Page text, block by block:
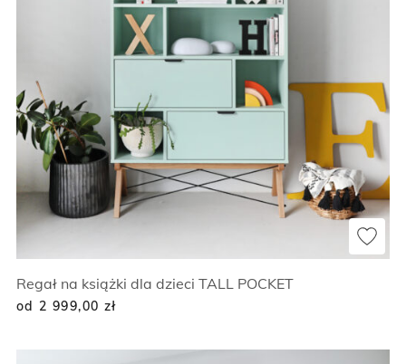
Regał na książki dla dzieci TALL POCKET
od 2 999,00 zł